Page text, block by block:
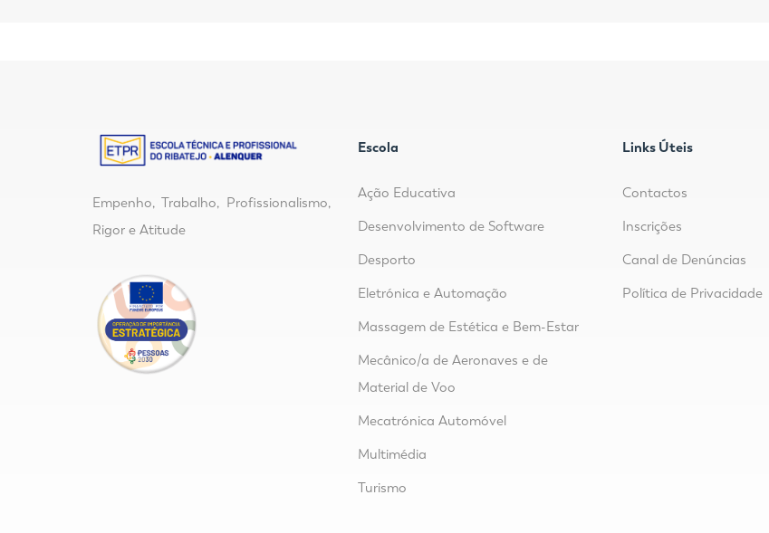
Empenho, Trabalho, Profissionalismo,
Rigor e Atitude
Escola
Ação Educativa
Desenvolvimento de Software
Desporto
Eletrónica e Automação
Massagem de Estética e Bem-Estar
Mecânico/a de Aeronaves e de
Material de Voo
Mecatrónica Automóvel
Multimédia
Turismo
Links Úteis
Contactos
Inscrições
Canal de Denúncias
Política de Privacidade